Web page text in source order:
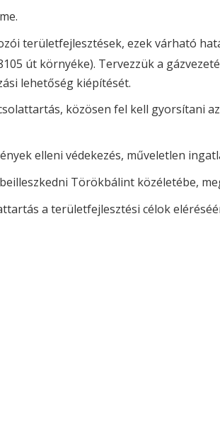
területfejlesztések, ezek várható
út környéke). Tervezzük a
lehetőség kiépítését.
közösen fel kell gyorsítani
elleni védekezés, műveletlen
Törökbálint közéletébe,
a területfejlesztési célok